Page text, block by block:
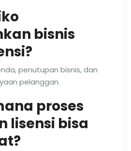
bisnis
penutupan bisnis, dan
pelanggan.
proses
lisensi bisa